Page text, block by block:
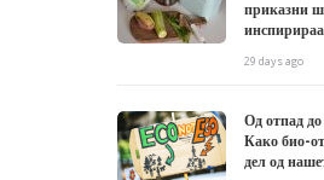
приказни
29 days ago
Од отпад
Како био-
дел од